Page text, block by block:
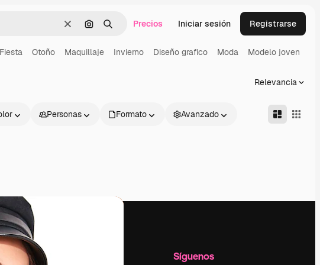
BorrarBuscar por imagen
BuscarPrecios Iniciar sesión Registrarse
Fiesta Otoño Maquillaje Invierno Diseño grafico Moda Modelo joven
Relevancia
Personas Formato Avanzado
útil Síguenos